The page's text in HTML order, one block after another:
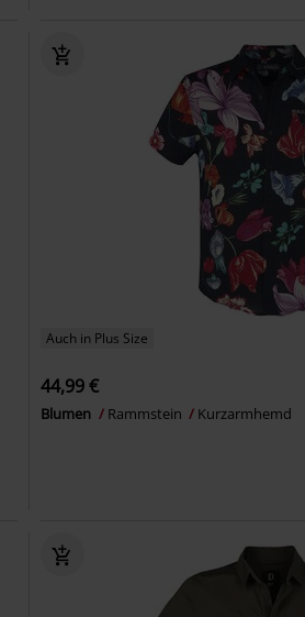
Auch in Plus Size
44,99 €
Blumen Rammstein Kurzarmhemd